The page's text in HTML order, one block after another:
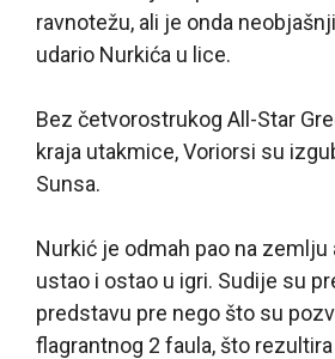
ravnotežu, ali je onda
udario Nurkića u lice.
Bez četvorostrukog All-Star
kraja utakmice, Voriorsi su
Sunsa.
Nurkić je odmah pao na zemlju
ustao i ostao u igri. Sudije su
predstavu pre nego što su
flagrantnog 2 faula, što